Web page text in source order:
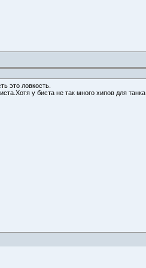
это ловкость.
у биста не так много хипов для танка.